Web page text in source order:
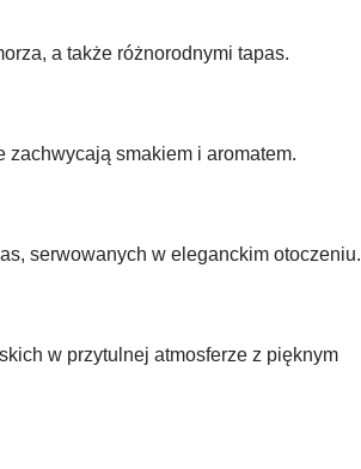
a także różnorodnymi tapas.
zachwycają smakiem i aromatem.
serwowanych w eleganckim otoczeniu.
w przytulnej atmosferze z pięknym